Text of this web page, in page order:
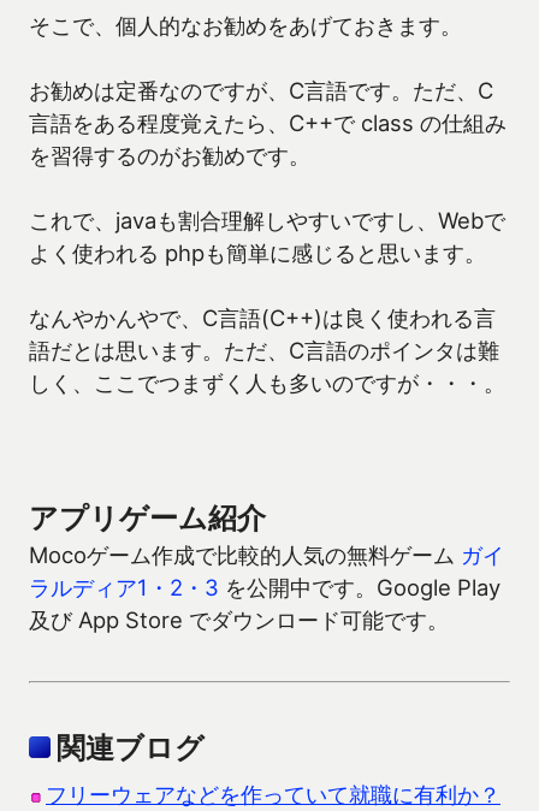
そこで、個人的なお勧めをあげておきます。
お勧めは定番なのですが、C言語です。ただ、C
言語をある程度覚えたら、C++で class の仕組み
を習得するのがお勧めです。
これで、javaも割合理解しやすいですし、Webで
よく使われる phpも簡単に感じると思います。
なんやかんやで、C言語(C++)は良く使われる言
語だとは思います。ただ、C言語のポインタは難
しく、ここでつまずく人も多いのですが・・・。
アプリゲーム紹介
Mocoゲーム作成で比較的人気の無料ゲーム ガイ
ラルディア1・2・3 を公開中です。Google Play
及び App Store でダウンロード可能です。
関連ブログ
フリーウェアなどを作っていて就職に有利か？